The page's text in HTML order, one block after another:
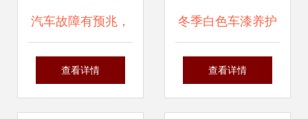
汽车故障有预兆，
注意观察提前检修
查看详情
冬季白色车漆养护
指南 中拓瑞众为您
查看详情